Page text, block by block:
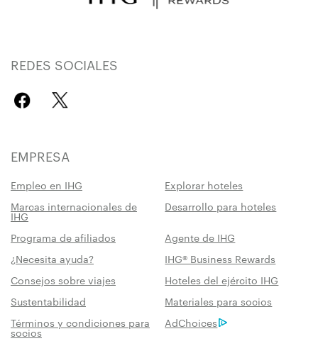
REDES SOCIALES
EMPRESA
Empleo en IHG
Explorar hoteles
Marcas internacionales de
IHG
Desarrollo para hoteles
Programa de afiliados
Agente de IHG
¿Necesita ayuda?
IHG® Business Rewards
Consejos sobre viajes
Hoteles del ejército IHG
Sustentabilidad
Materiales para socios
Términos y condiciones para
socios
AdChoices